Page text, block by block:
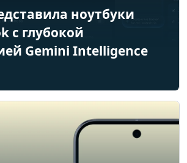
ноутбуки
с глубокой
Gemini Intelligence